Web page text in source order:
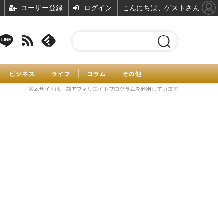
ビジネス ライフ コラム その他
※本サイトは一部アフィリエイトプログラムを利用しています
ユーザー登録 ログイン こんにちは、ゲストさん